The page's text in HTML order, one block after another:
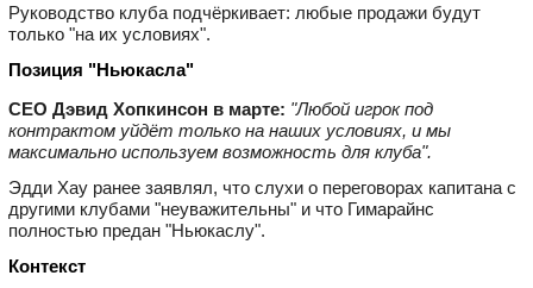
Руководство клуба подчёркивает: любые продажи будут
только "на их условиях".
Позиция "Ньюкасла"
CEO Дэвид Хопкинсон в марте: "Любой игрок под
контрактом уйдёт только на наших условиях, и мы
максимально используем возможность для клуба".
Эдди Хау ранее заявлял, что слухи о переговорах капитана с
другими клубами "неуважительны" и что Гимарайнс
полностью предан "Ньюкаслу".
Контекст